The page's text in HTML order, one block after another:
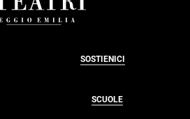
SOSTIENICI
SCUOLE